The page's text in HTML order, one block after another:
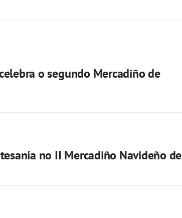
o segundo Mercadiño de
no II Mercadiño Navideño de